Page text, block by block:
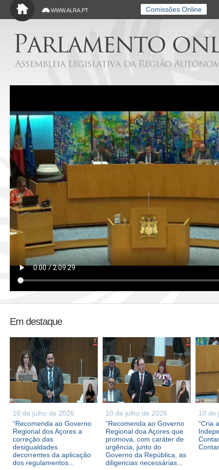
Saltar para o conteúdo principal
WWW.ALRA.PT Comissões Online
Em destaque
10 de julho de 2026
“Recomenda ao Governo
Regional dos Açores a
correção das
desigualdades
decorrentes da aplicação
dos regulamentos...
10 de julho de 2026
“Recomenda ao Governo
Regional doa Açores que
promova, com caráter de
urgência, junto do
Governo da República, as
diligencias necessárias...
10 de
“Cria